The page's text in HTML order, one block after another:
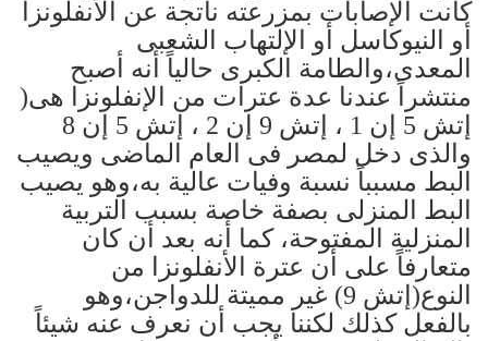
كانت الإصابات بمزرعته ناتجة عن الأنفلونزا
أو النيوكاسل أو الإلتهاب الشعبى
المعدى،والطامة الكبرى حالياً أنه أصبح
منتشراً عندنا عدة عترات من الإنفلونزا هى(
إتش 5 إن 1 ، إتش 9 إن 2 ، إتش 5 إن 8
والذى دخل لمصر فى العام الماضى ويصيب
البط مسبباً نسبة وفيات عالية به،وهو يصيب
البط المنزلى بصفة خاصة بسبب التربية
المنزلية المفتوحة، كما أنه بعد أن كان
متعارفاً على أن عترة الأنفلونزا من
النوع(إتش 9) غير مميتة للدواجن،وهو
بالفعل كذلك لكننا يجب أن نعرف عنه شيئاً